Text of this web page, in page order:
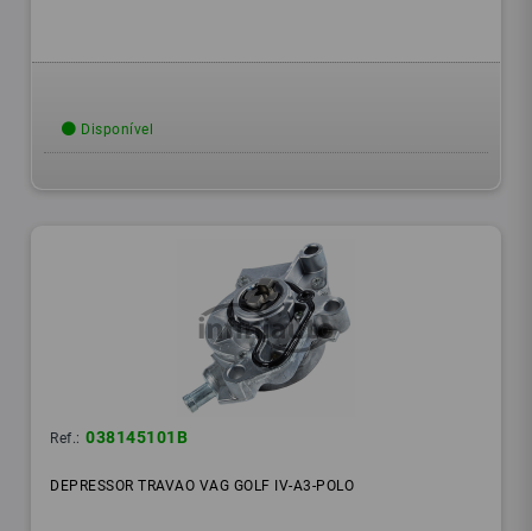
Disponível
Ref.: 038145101B
DEPRESSOR TRAVAO VAG GOLF IV-A3-POLO